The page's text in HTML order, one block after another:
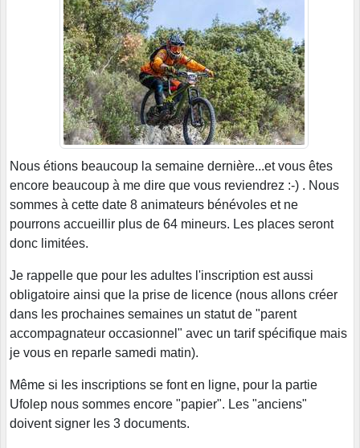
Nous étions beaucoup la semaine dernière...et vous êtes
encore beaucoup à me dire que vous reviendrez :-) . Nous
sommes à cette date 8 animateurs bénévoles et ne
pourrons accueillir plus de 64 mineurs. Les places seront
donc limitées.
Je rappelle que pour les adultes l'inscription est aussi
obligatoire ainsi que la prise de licence (nous allons créer
dans les prochaines semaines un statut de "parent
accompagnateur occasionnel" avec un tarif spécifique mais
je vous en reparle samedi matin).
Même si les inscriptions se font en ligne, pour la partie
Ufolep nous sommes encore "papier". Les "anciens"
doivent signer les 3 documents.